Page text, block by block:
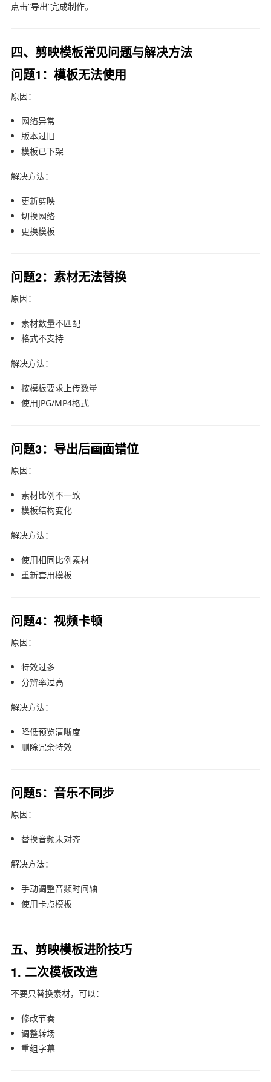
点击“导出”完成制作。
四、剪映模板常见问题与解决方法
问题1：模板无法使用
原因：
网络异常
版本过旧
模板已下架
解决方法：
更新剪映
切换网络
更换模板
问题2：素材无法替换
原因：
素材数量不匹配
格式不支持
解决方法：
按模板要求上传数量
使用JPG/MP4格式
问题3：导出后画面错位
原因：
素材比例不一致
模板结构变化
解决方法：
使用相同比例素材
重新套用模板
问题4：视频卡顿
原因：
特效过多
分辨率过高
解决方法：
降低预览清晰度
删除冗余特效
问题5：音乐不同步
原因：
替换音频未对齐
解决方法：
手动调整音频时间轴
使用卡点模板
五、剪映模板进阶技巧
1. 二次模板改造
不要只替换素材，可以：
修改节奏
调整转场
重组字幕